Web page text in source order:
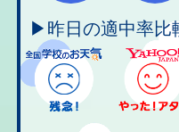
▶昨日の適中率比